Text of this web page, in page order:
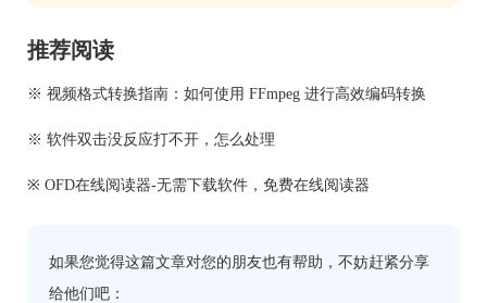
推荐阅读
※ 视频格式转换指南：如何使用 FFmpeg 进行高效编码转换
※ 软件双击没反应打不开，怎么处理
※ OFD在线阅读器-无需下载软件，免费在线阅读器
如果您觉得这篇文章对您的朋友也有帮助，不妨赶紧分享
给他们吧：